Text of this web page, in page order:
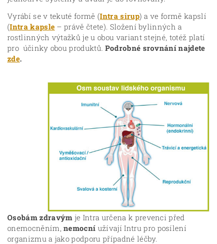
Vyrábí se v tekuté formě (Intra sirup) a ve formě kapslí
(Intra kapsle – právě čtete). Složení bylinných a
rostlinných výtažků je u obou variant stejné, totéž platí
pro účinky obou produktů. Podrobné srovnání najdete
zde.
Osobám zdravým je Intra určena k prevenci před
onemocněním,nemocní užívají Intru pro posílení
organizmu a jako podporu případné léčby.